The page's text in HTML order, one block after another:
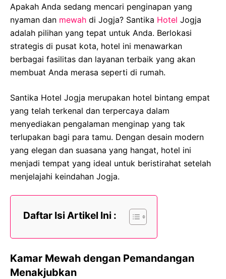
Apakah Anda sedang mencari penginapan yang
nyaman dan mewah di Jogja? Santika Hotel Jogja
adalah pilihan yang tepat untuk Anda. Berlokasi
strategis di pusat kota, hotel ini menawarkan
berbagai fasilitas dan layanan terbaik yang akan
membuat Anda merasa seperti di rumah.
Santika Hotel Jogja merupakan hotel bintang empat
yang telah terkenal dan terpercaya dalam
menyediakan pengalaman menginap yang tak
terlupakan bagi para tamu. Dengan desain modern
yang elegan dan suasana yang hangat, hotel ini
menjadi tempat yang ideal untuk beristirahat setelah
menjelajahi keindahan Jogja.
Daftar Isi Artikel Ini :
Kamar Mewah dengan Pemandangan
Menakjubkan